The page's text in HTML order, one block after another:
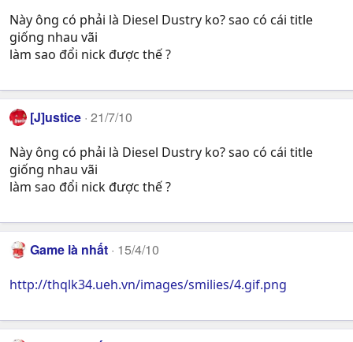
Này ông có phải là Diesel Dustry ko? sao có cái title
giống nhau vãi
làm sao đổi nick được thế ?
[J]ustice 21/7/10
Này ông có phải là Diesel Dustry ko? sao có cái title
giống nhau vãi
làm sao đổi nick được thế ?
Game là nhất 15/4/10
http://thqlk34.ueh.vn/images/smilies/4.gif.png